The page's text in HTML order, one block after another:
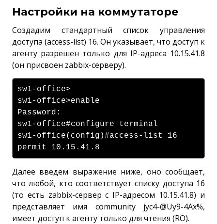
Настройки на коммутаторе
Создадим стандартный список управления
доступа (access-list) 16. Он указывает, что доступ к
агенту разрешен только для IP-адреса 10.15.41.8
(он присвоен zabbix-серверу).
sw1-office>
sw1-office>enable
Password:
sw1-office#configure terminal
sw1-office(config)#access-list 16
permit 10.15.41.8
Далее введем выражение ниже, оно сообщает,
что любой, кто соответствует списку доступа 16
(то есть zabbix-сервер с IP-адресом 10.15.41.8) и
представляет имя community jyc4-@Uy9-4Ax%,
имеет доступ к агенту только для чтения (RO).